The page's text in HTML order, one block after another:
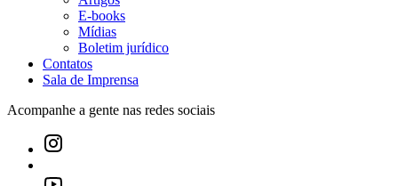
E-books
Mídias
Boletim jurídico
Contatos
Sala de Imprensa
Acompanhe a gente nas redes sociais